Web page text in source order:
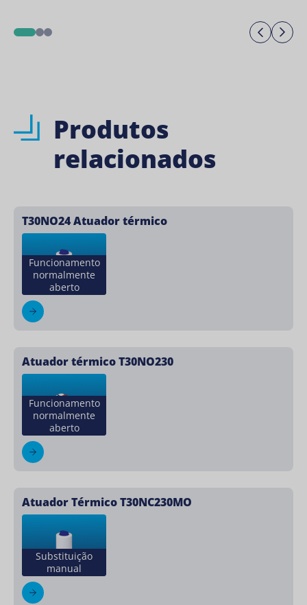
12
Produtos
relacionados
T30NO24 Atuador térmico
Funcionamento
normalmente
aberto
Atuador térmico T30NO230
Funcionamento
normalmente
aberto
Atuador Térmico T30NC230MO
Substituição
manual